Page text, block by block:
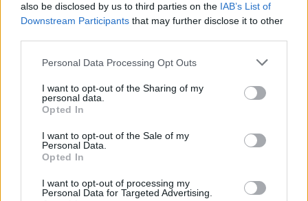
also be disclosed by us to third parties on the IAB’s List of
Downstream Participants that may further disclose it to other
Please note that this website/app uses one or more Google
not limited to your visit or usage behaviour. You may click to
grant or deny consent to Google and its third-party tags to
use your data for below specified purposes in below Google
consent section.
Personal Data Processing Opt Outs
I want to opt-out of the Sharing of my
personal data.
Opted In
I want to opt-out of the Sale of my
Personal Data.
Opted In
I want to opt-out of processing my
Personal Data for Targeted Advertising.